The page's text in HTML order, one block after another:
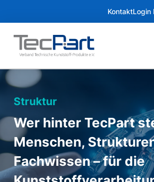
KontaktLogin
Struktur
Wer hinter TecPart
Menschen,
Fachwissen – für die